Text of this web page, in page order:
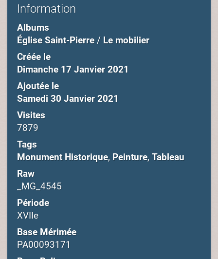
Information
Albums
Église Saint-Pierre/ Le mobilier
Créée le
Dimanche 17 Janvier 2021
Ajoutée le
Samedi 30 Janvier 2021
Visites
7879
Tags
Monument Historique, Peinture, Tableau
Raw
_MG_4545
Période
XVIIe
Base Mérimée
PA00093171